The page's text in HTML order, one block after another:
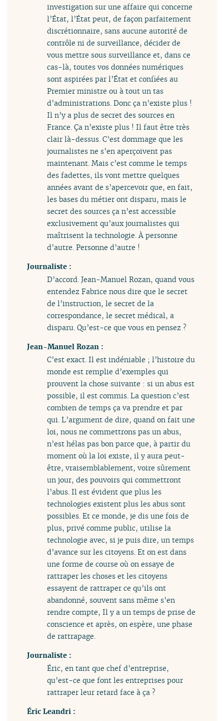
investigation sur une affaire qui concerne
l’État, l’État peut, de façon parfaitement
discrétionnaire, sans aucune autorité de
contrôle ni de surveillance, décider de
vous mettre sous surveillance et, dans ce
cas-là, toutes vos données numériques
sont aspirées par l’État et confiées au
Premier ministre ou à tout un tas
d’administrations. Donc ça n’existe plus !
Il n’y a plus de secret des sources en
France. Ça n’existe plus ! Il faut être très
clair là-dessus. C’est dommage que les
journalistes ne s’en aperçoivent pas
maintenant. Mais c’est comme le temps
des fadettes, ils vont mettre quelques
années avant de s’apercevoir que, en fait,
les bases du métier ont disparu, mais le
secret des sources ça n’est accessible
exclusivement qu’aux journalistes qui
maîtrisent la technologie. À personne
d’autre. Personne d’autre !
Journaliste :
D’accord. Jean-Manuel Rozan, quand vous
entendez Fabrice nous dire que le secret
de l’instruction, le secret de la
correspondance, le secret médical, a
disparu. Qu’est-ce que vous en pensez ?
Jean-Manuel Rozan :
C’est exact. Il est indéniable ; l’histoire du
monde est remplie d’exemples qui
prouvent la chose suivante : si un abus est
possible, il est commis. La question c’est
combien de temps ça va prendre et par
qui. L’argument de dire, quand on fait une
loi, nous ne commettrons pas un abus,
n’est hélas pas bon parce que, à partir du
moment où la loi existe, il y aura peut-
être, vraisemblablement, voire sûrement
un jour, des pouvoirs qui commettront
l’abus. Il est évident que plus les
technologies existent plus les abus sont
possibles. Et ce monde, je dis une fois de
plus, privé comme public, utilise la
technologie avec, si je puis dire, un temps
d’avance sur les citoyens. Et on est dans
une forme de course où on essaye de
rattraper les choses et les citoyens
essayent de rattraper ce qu’ils ont
abandonné, souvent sans même s’en
rendre compte, Il y a un temps de prise de
conscience et après, on espère, une phase
de rattrapage.
Journaliste :
Éric, en tant que chef d’entreprise,
qu’est-ce que font les entreprises pour
rattraper leur retard face à ça ?
Éric Leandri :